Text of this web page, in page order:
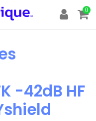
0
-42dB HF